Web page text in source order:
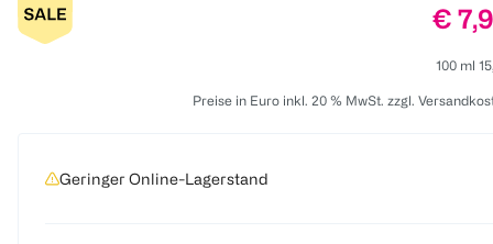
€
100 ml
Preise in Euro inkl. 20 % MwSt. zzgl.
Geringer Online-Lagerstand